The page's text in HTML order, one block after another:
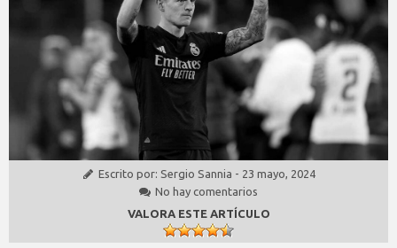
Escrito por: Sergio Sannia - 23 mayo, 2024
No hay comentarios
VALORA ESTE ARTÍCULO